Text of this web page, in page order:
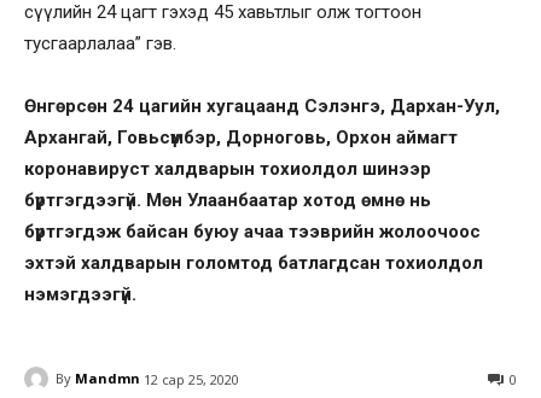
сүүлийн 24 цагт гэхэд 45 хавьтлыг олж тогтоон
тусгаарлалаа” гэв.
Өнгөрсөн 24 цагийн хугацаанд Сэлэнгэ, Дархан-Уул,
Архангай, Говьсүмбэр, Дорноговь, Орхон аймагт
коронавируст халдварын тохиолдол шинээр
бүртгэгдээгүй. Мөн Улаанбаатар хотод өмнө нь
бүртгэгдэж байсан буюу ачаа тээврийн жолоочоос
эхтэй халдварын голомтод батлагдсан тохиолдол
нэмэгдээгүй.
By Mandmn 12 сар 25, 2020 0